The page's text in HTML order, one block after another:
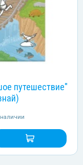
путешествие"
наличии